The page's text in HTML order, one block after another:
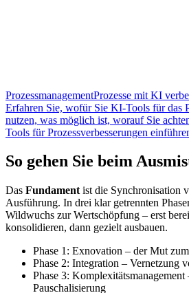
ProzessmanagementProzesse mit KI
Erfahren Sie, wofür Sie KI-Tools für das
nutzen, was möglich ist, worauf Sie
Tools für Prozessverbesserungen
So gehen Sie beim
Das Fundament ist die Synchronisation
Ausführung. In drei klar getrennten
Wildwuchs zur Wertschöpfung – erst
konsolidieren, dann gezielt ausbauen.
Phase 1: Exnovation – der Mut
Phase 2: Integration – Vernetzung
Phase 3:
Pauschalisierung